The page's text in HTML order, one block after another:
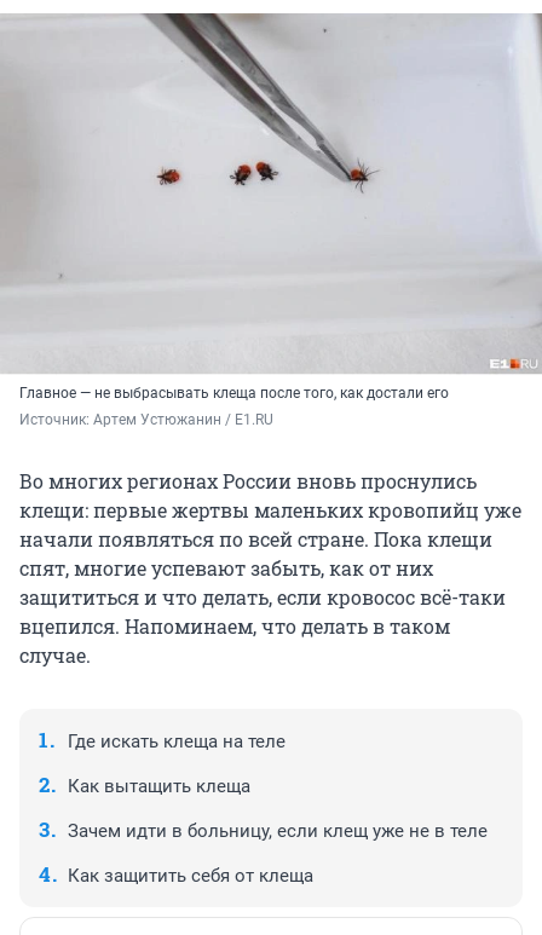
Главное — не выбрасывать клеща после того, как достали его
Источник: Артем Устюжанин / E1.RU
Во многих регионах России вновь проснулись
клещи: первые жертвы маленьких кровопийц уже
начали появляться по всей стране. Пока клещи
спят, многие успевают забыть, как от них
защититься и что делать, если кровосос всё-таки
вцепился. Напоминаем, что делать в таком
случае.
Где искать клеща на теле
Как вытащить клеща
Зачем идти в больницу, если клещ уже не в теле
Как защитить себя от клеща